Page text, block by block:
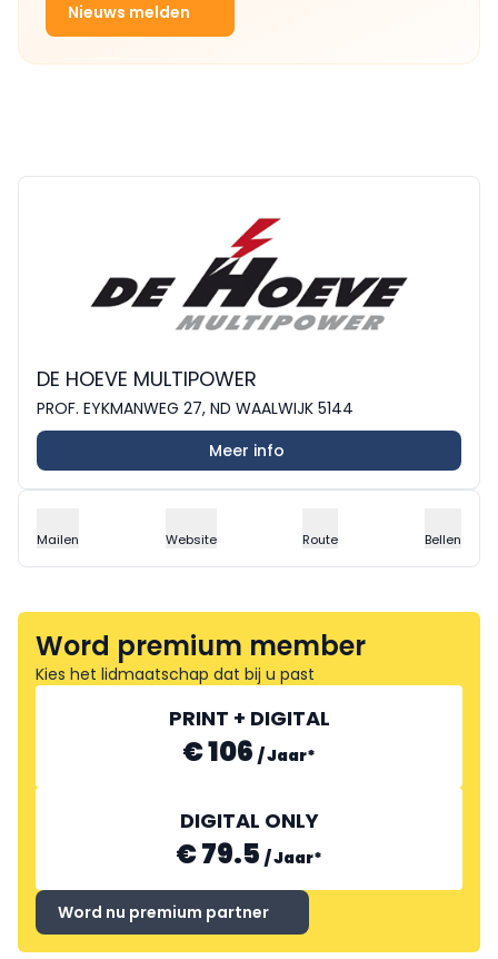
Nieuws melden
DE HOEVE MULTIPOWER
PROF. EYKMANWEG 27, ND WAALWIJK 5144
Meer info
Mailen Website Route Bellen
Word premium member
Kies het lidmaatschap dat bij u past
PRINT + DIGITAL
€ 106 /Jaar*
DIGITAL ONLY
€ 79.5 /Jaar*
Word nu premium partner